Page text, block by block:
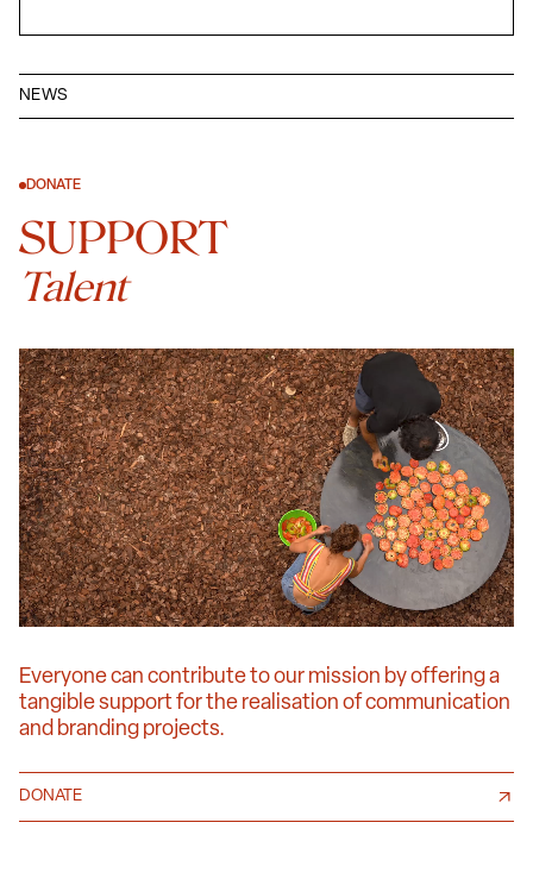
NEWS
DONATE
SUPPORT
Talent
Everyone can contribute to our mission by offering a
tangible support for the realisation of communication
and branding projects.
DONATE